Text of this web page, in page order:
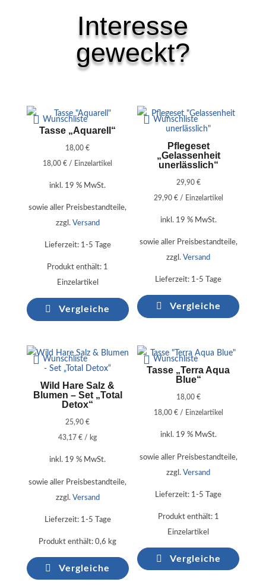
Interesse
geweckt?
Wunschliste
Tasse „Aquarell“
18,00€
18,00€ / Einzelartikel
inkl. 19 % MwSt.
sowie aller Preisbestandteile,
zzgl. Versand
Lieferzeit: 1-5 Tage
Produkt enthält: 1
Einzelartikel
Vergleiche
Wunschliste
Pflegeset
„Gelassenheit
unerlässlich“
29,90 €
29,90 €/ Einzelartikel
inkl. 19 % MwSt.
sowie aller Preisbestandteile,
zzgl.Versand
Lieferzeit: 1-5 Tage
Vergleiche
Wunschliste
Wild Hare Salz &
Blumen – Set „Total
Detox“
25,90€
43,17€ / kg
inkl. 19 % MwSt.
sowie aller Preisbestandteile,
zzgl. Versand
Lieferzeit: 1-5 Tage
Produkt enthält: 0,6 kg
Vergleiche
Wunschliste
Tasse „Terra Aqua
Blue“
18,00 €
18,00 €/ Einzelartikel
inkl. 19 % MwSt.
sowie aller Preisbestandteile,
zzgl.Versand
Lieferzeit: 1-5 Tage
Produkt enthält: 1
Einzelartikel
Vergleiche